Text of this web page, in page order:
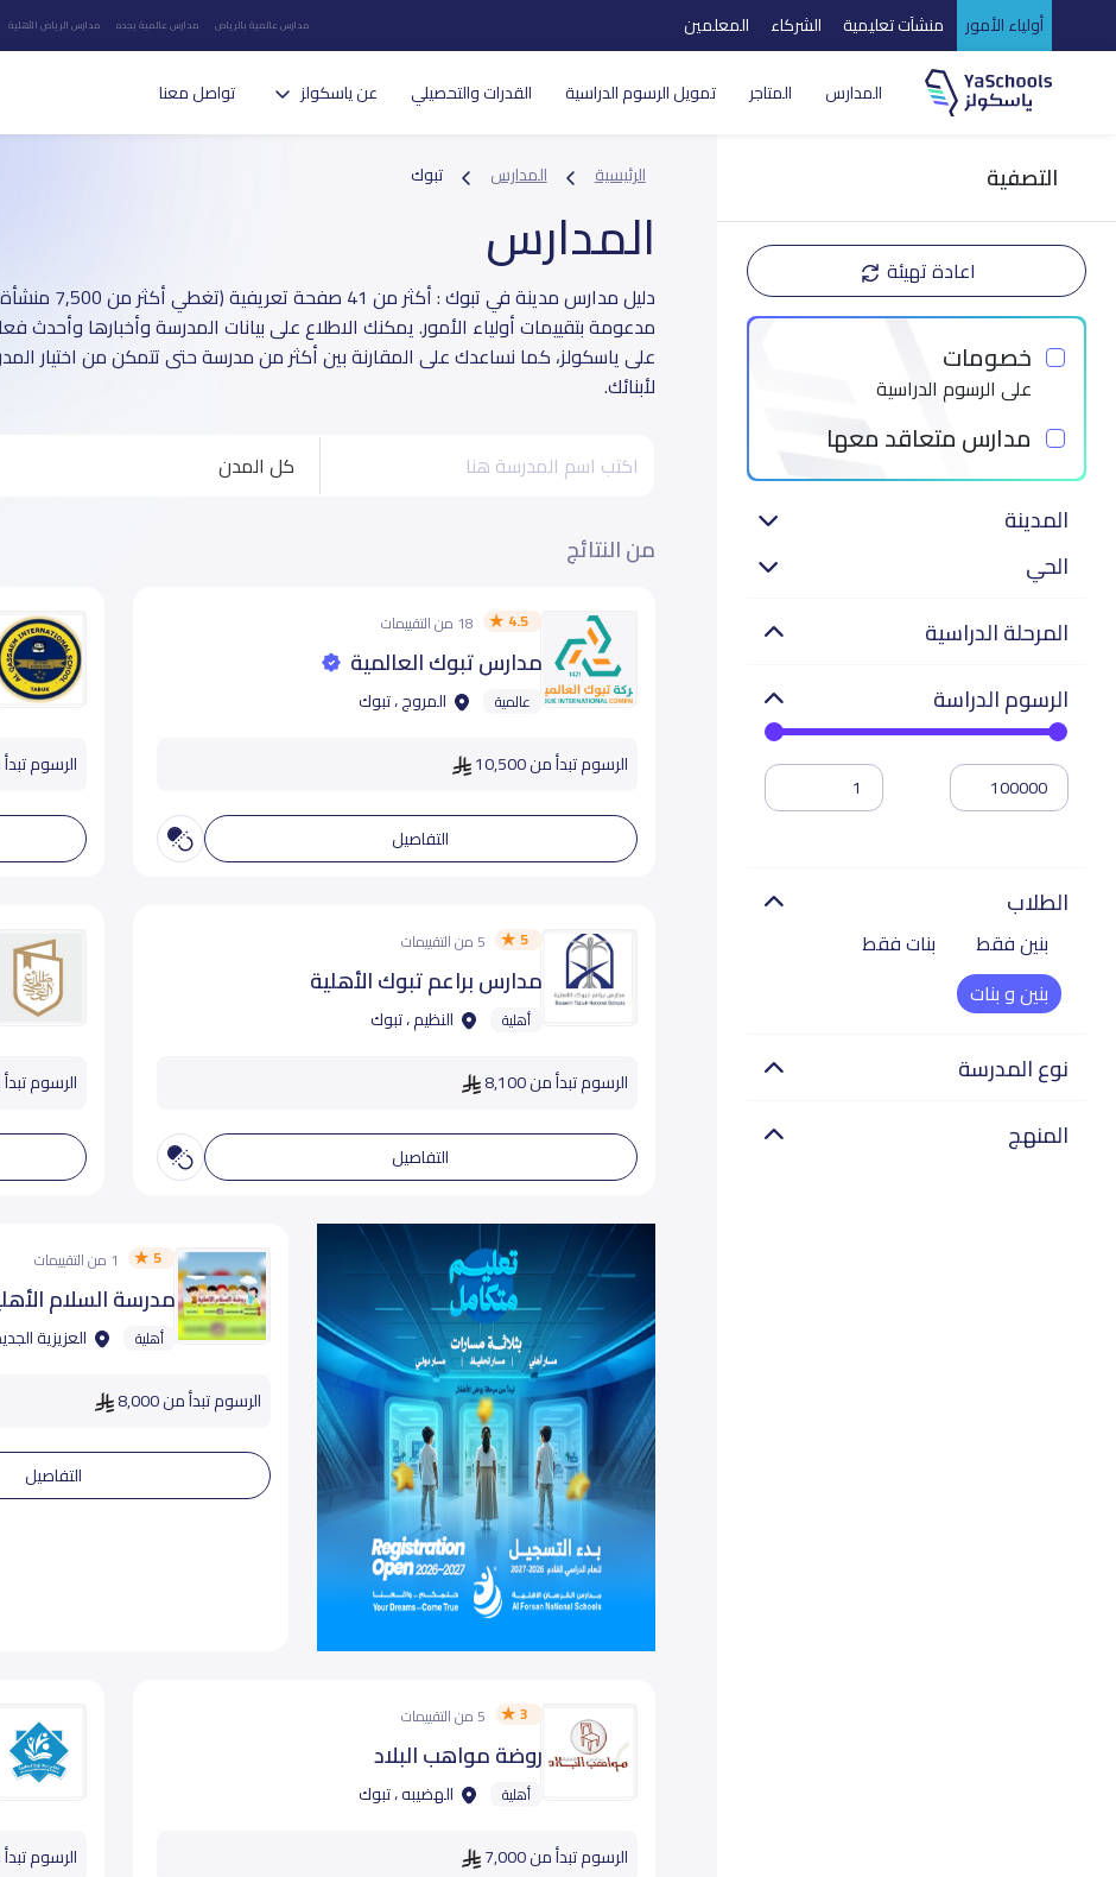
أولياء الأمور منشآت تعليمية الشركاء المعلمين مدارس عالمية بالرياض مدارس عالمية بجده مدارس الرياض الأهلية
المدارس المتاجر تمويل الرسوم الدراسية القدرات والتحصيلي عن ياسكولز تواصل معنا
التصفية
اعادة تهيئة
خصومات
على الرسوم الدراسية
مدارس متعاقد معها
المدينة
الحي
المرحلة الدراسية
الرسوم الدراسة
الطلاب
بنين فقط
بنات فقط
بنين و بنات
نوع المدرسة
المنهج
الرئيسية المدارس تبوك
المدارس
دليل مدارس مدينة في
مدعومة بتقييمات أولياء الأمور. يمكنك الاطلاع على بيانات المدرسة وأخبارها وأحدث
على ياسكولز، كما نساعدك على المقارنة بين أكثر من مدرسة حتى تتمكن من اختيار
لأبنائك.
كل المدن
من النتائج
4.5 18 من التقييمات
مدارس تبوك العالمية
عالمية المروج ، تبوك
الرسوم تبدأ من 10,500
التفاصيل
الرسوم تبدأ من
5 5 من التقييمات
مدارس براعم تبوك الأهلية
أهلية النظيم ، تبوك
الرسوم تبدأ من 8,100
التفاصيل
الرسوم تبدأ من
5 1 من التقييمات
مدرسة السلام
أهلية العزيزية
الرسوم تبدأ من 8,000
التفاصيل
3 5 من التقييمات
روضة مواهب البلاد
أهلية الهضيبه ، تبوك
الرسوم تبدأ من 7,000 الرسوم تبدأ من